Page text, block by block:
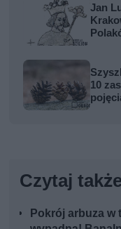
Jan
10
Czytaj
Pokrój arbuza w